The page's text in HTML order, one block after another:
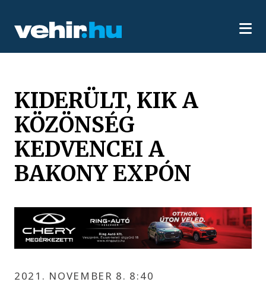
KIDERÜLT, KIK A
KÖZÖNSÉG
KEDVENCEI A
BAKONY EXPÓN
2021. NOVEMBER 8. 8:40